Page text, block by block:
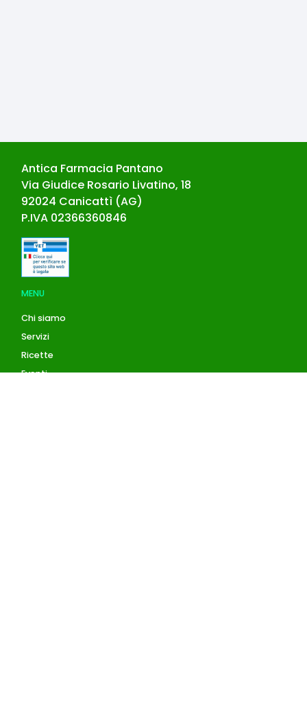
Antica Farmacia Pantano
Via Giudice Rosario Livatino, 18
92024 Canicattì (AG)
P.IVA 02366360846
MENU
Chi siamo
Servizi
Ricette
Eventi